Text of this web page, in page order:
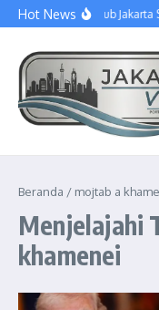
Lewati ke konten
Hot NewsSudinhub Jakarta
Beranda / mojtab a
Menjelajahi
khamenei